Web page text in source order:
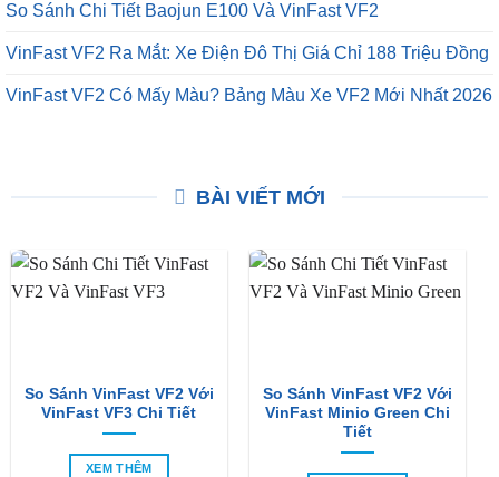
So Sánh Chi Tiết Baojun E100 Và VinFast VF2
VinFast VF2 Ra Mắt: Xe Điện Đô Thị Giá Chỉ 188 Triệu Đồng
VinFast VF2 Có Mấy Màu? Bảng Màu Xe VF2 Mới Nhất 2026
BÀI VIẾT MỚI
So Sánh VinFast VF2 Với
VinFast VF3 Chi Tiết
XEM THÊM
So Sánh VinFast VF2 Với
VinFast Minio Green Chi
Tiết